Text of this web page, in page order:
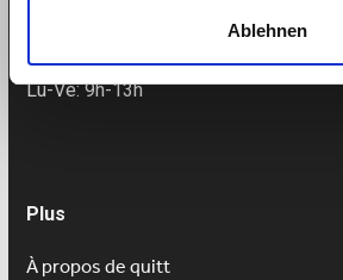
Ablehnen
Tel: 043 505 18 02
Lu-Ve: 9h-13h
Plus
À propos de quitt